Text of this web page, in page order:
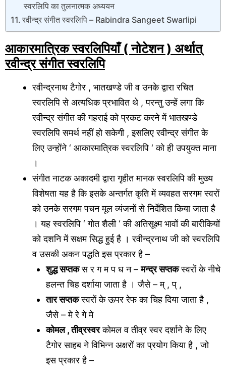
स्वरलिपि का तुलनात्मक अध्ययन
रवीन्द्र संगीत स्वरलिपि – Rabindra Sangeet Swarlipi
आकारमात्रिक स्वरलिपियाँ ( नोटेशन ) अर्थात्
रवीन्द्र संगीत स्वरलिपि
रवीन्द्रनाथ टैगोर , भातखण्डे जी व उनके द्वारा रचित
स्वरलिपि से अत्यधिक प्रभावित थे , परन्तु उन्हें लगा कि
रवीन्द्र संगीत की गहराई को प्रकट करने में भातखण्डे
स्वरलिपि समर्थ नहीं हो सकेगी , इसलिए रवीन्द्र संगीत के
लिए उन्होंने ‘ आकारमात्रिक स्वरलिपि ‘ को ही उपयुक्त माना
।
संगीत नाटक अकादमी द्वारा गृहीत मानक स्वरलिपि की मुख्य
विशेषता यह है कि इसके अन्तर्गत कृति में व्यवहत सरगम स्वरों
को उनके सरगम पचन मूल व्यंजनों से निर्देशित किया जाता है
। यह स्वरलिपि ‘ गोत शैली ‘ की अतिसूक्ष्म भावों की बारीकियों
को दशनि में सक्षम सिद्ध हुई है । रवीन्द्रनाथ जी को स्वरलिपि
व उसकी अकन पद्धति इस प्रकार है –
शुद्ध सप्तकस र ग म प ध न –मन्द्र सप्तकस्वरों के नीचे
हलन्त चिह दर्शाया जाता है । जैसे – म् , प् ,
तार सप्तकस्वरों के ऊपर रेफ का चिह दिया जाता है ,
जैसे – मे रे गे मे
कोमल , तीव्रस्वरकोमल व तीव्र स्वर दर्शाने के लिए
टैगोर साहब ने विभिन्न अक्षरों का प्रयोग किया है , जो
इस प्रकार है –